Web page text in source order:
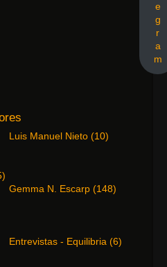
e
g
r
a
m
Luis Manuel Nieto (10)
)
Gemma N. Escarp (148)
Entrevistas - Equilibria (6)